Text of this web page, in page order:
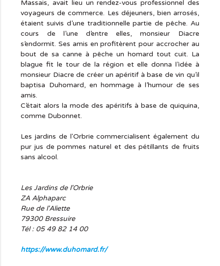
Massais, avait lieu un rendez-vous professionnel des
voyageurs de commerce. Les déjeuners, bien arrosés,
étaient suivis d’une traditionnelle partie de pêche. Au
cours de l’une d’entre elles, monsieur Diacre
s’endormit. Ses amis en profitèrent pour accrocher au
bout de sa canne à pêche un homard tout cuit. La
blague fit le tour de la région et elle donna l’idée à
monsieur Diacre de créer un apéritif à base de vin qu’il
baptisa Duhomard, en hommage à l’humour de ses
amis.
C’était alors la mode des apéritifs à base de quiquina,
comme Dubonnet.
Les jardins de l'Orbrie commercialisent également du
pur jus de pommes naturel et des pétillants de fruits
sans alcool.
Les Jardins de l'Orbrie
ZA Alphaparc
Rue de l'Aliette
79300 Bressuire
Tél : 05 49 82 14 00
https://www.duhomard.fr/